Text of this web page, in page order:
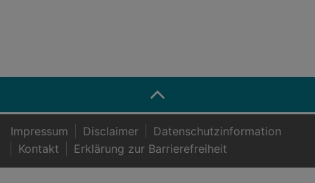
Impressum Disclaimer
Datenschutzinformation
Kontakt
Er­klä­rung zur Bar­rie­re­frei­heit